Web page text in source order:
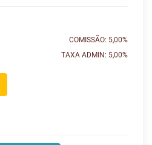
COMISSÃO: 5,00%
TAXA ADMIN: 5,00%